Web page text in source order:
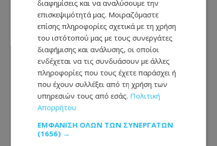
Καύσωνας διαρκείας στην Κύπρο –
Μέχρι την Τετάρτη οι υψηλές
διαφημίσεις και να αναλύσουμε την
επισκεψιμότητά μας. Μοιραζόμαστε
επίσης πληροφορίες σχετικά με τη χρήση
του ιστότοπού μας με τους συνεργάτες
διαφήμισης και ανάλυσης, οι οποίοι
ενδέχεται να τις συνδυάσουν με άλλες
πληροφορίες που τους έχετε παράσχει ή
που έχουν συλλέξει από τη χρήση των
υπηρεσιών τους από εσάς. Πολιτική
Απορρήτου
ΕΜΦΆΝΙΣΗ ΌΛΩΝ ΤΩΝ ΣΥΝΕΡΓΑΤΏΝ
(1656) →